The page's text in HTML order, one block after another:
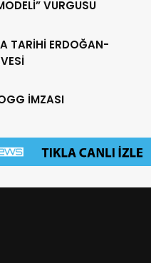
VURGUSU
TARİHİ ERDOĞAN-
İMZASI